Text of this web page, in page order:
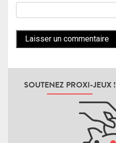
SOUTENEZ PROXI-JEUX !